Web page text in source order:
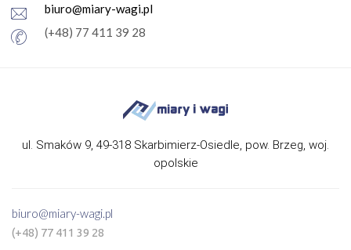
biuro@miary-wagi.pl
(+48) 77 411 39 28
ul. Smaków 9, 49-318 Skarbimierz-Osiedle, pow. Brzeg, woj.
opolskie
biuro@miary-wagi.pl
(+48) 77 411 39 28